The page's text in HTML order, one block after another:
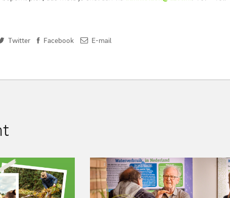
Twitter Facebook E-mail